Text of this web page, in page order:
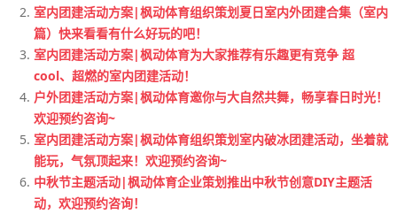
室内团建活动方案|枫动体育组织策划夏日室内外团建合集（室内
篇）快来看看有什么好玩的吧！
室内团建活动方案|枫动体育为大家推荐有乐趣更有竞争 超
cool、超燃的室内团建活动！
户外团建活动方案|枫动体育邀你与大自然共舞，畅享春日时光！
欢迎预约咨询~
室内团建活动方案|枫动体育组织策划室内破冰团建活动，坐着就
能玩，气氛顶起来！欢迎预约咨询~
中秋节主题活动|枫动体育企业策划推出中秋节创意DIY主题活
动，欢迎预约咨询！